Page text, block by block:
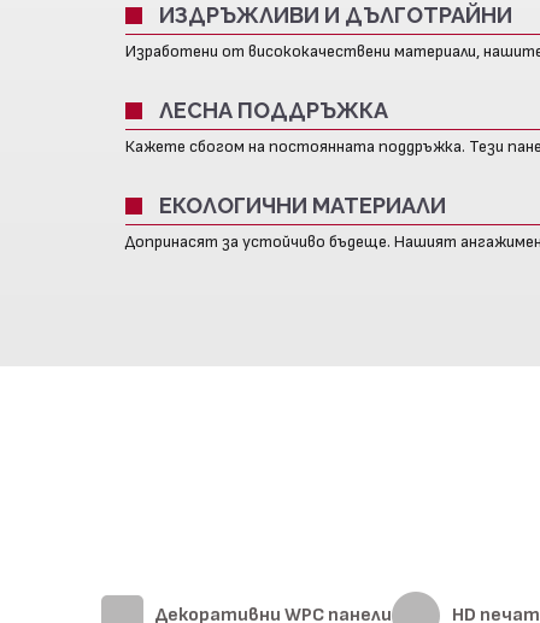
ИЗДРЪЖЛИВИ И ДЪЛГОТРАЙНИ
Изработени от висококачествени материали,
ЛЕСНА ПОДДРЪЖКА
Кажете сбогом на постоянната поддръжка. Тези
ЕКОЛОГИЧНИ МАТЕРИАЛИ
Допринасят за устойчиво бъдеще. Нашият
Декоративни WPC панели HD